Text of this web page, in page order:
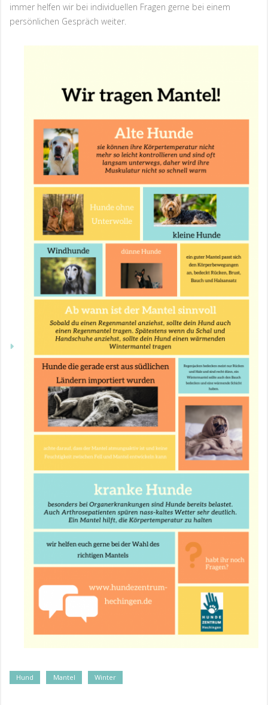
immer helfen wir bei individuellen Fragen gerne bei einem
persönlichen Gespräch weiter.
Tags
Hund Mantel Winter